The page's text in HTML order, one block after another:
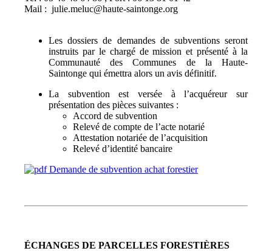
Mail : julie.meluc@haute-saintonge.org
Les dossiers de demandes de subventions seront
instruits par le chargé de mission et présenté à la
Communauté des Communes de la Haute-
Saintonge qui émettra alors un avis définitif.
La subvention est versée à l’acquéreur sur
présentation des pièces suivantes :
Accord de subvention
Relevé de compte de l’acte notarié
Attestation notariée de l’acquisition
Relevé d’identité bancaire
Demande de subvention achat forestier
ÉCHANGES DE PARCELLES FORESTIÈRES